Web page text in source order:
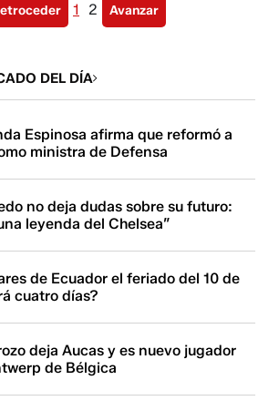
1 2 Avanzar
DEL DÍA
Espinosa afirma que reformó a
ministra de Defensa
no deja dudas sobre su futuro:
leyenda del Chelsea”
de Ecuador el feriado del 10 de
cuatro días?
deja Aucas y es nuevo jugador
de Bélgica